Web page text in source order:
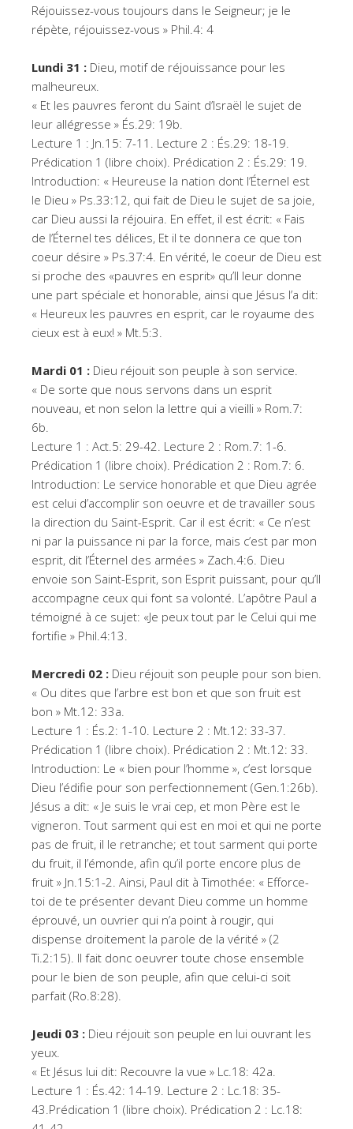
Réjouissez-vous toujours dans le Seigneur; je le
répète, réjouissez-vous » Phil.4: 4
Lundi 31 : Dieu, motif de réjouissance pour les
malheureux.
« Et les pauvres feront du Saint d’Israël le sujet de
leur allégresse » És.29: 19b.
Lecture 1 : Jn.15: 7-11. Lecture 2 : És.29: 18-19.
Prédication 1 (libre choix). Prédication 2 : És.29: 19.
Introduction: « Heureuse la nation dont l’Éternel est
le Dieu » Ps.33:12, qui fait de Dieu le sujet de sa joie,
car Dieu aussi la réjouira. En effet, il est écrit: « Fais
de l’Éternel tes délices, Et il te donnera ce que ton
coeur désire » Ps.37:4. En vérité, le coeur de Dieu est
si proche des «pauvres en esprit» qu’Il leur donne
une part spéciale et honorable, ainsi que Jésus l’a dit:
« Heureux les pauvres en esprit, car le royaume des
cieux est à eux! » Mt.5:3.
Mardi 01 : Dieu réjouit son peuple à son service.
« De sorte que nous servons dans un esprit
nouveau, et non selon la lettre qui a vieilli » Rom.7:
6b.
Lecture 1 : Act.5: 29-42. Lecture 2 : Rom.7: 1-6.
Prédication 1 (libre choix). Prédication 2 : Rom.7: 6.
Introduction: Le service honorable et que Dieu agrée
est celui d’accomplir son oeuvre et de travailler sous
la direction du Saint-Esprit. Car il est écrit: « Ce n’est
ni par la puissance ni par la force, mais c’est par mon
esprit, dit l’Éternel des armées » Zach.4:6. Dieu
envoie son Saint-Esprit, son Esprit puissant, pour qu’Il
accompagne ceux qui font sa volonté. L’apôtre Paul a
témoigné à ce sujet: «Je peux tout par le Celui qui me
fortifie » Phil.4:13.
Mercredi 02 : Dieu réjouit son peuple pour son bien.
« Ou dites que l’arbre est bon et que son fruit est
bon » Mt.12: 33a.
Lecture 1 : És.2: 1-10. Lecture 2 : Mt.12: 33-37.
Prédication 1 (libre choix). Prédication 2 : Mt.12: 33.
Introduction: Le « bien pour l’homme », c’est lorsque
Dieu l’édifie pour son perfectionnement (Gen.1:26b).
Jésus a dit: « Je suis le vrai cep, et mon Père est le
vigneron. Tout sarment qui est en moi et qui ne porte
pas de fruit, il le retranche; et tout sarment qui porte
du fruit, il l’émonde, afin qu’il porte encore plus de
fruit » Jn.15:1-2. Ainsi, Paul dit à Timothée: « Efforce-
toi de te présenter devant Dieu comme un homme
éprouvé, un ouvrier qui n’a point à rougir, qui
dispense droitement la parole de la vérité » (2
Ti.2:15). Il fait donc oeuvrer toute chose ensemble
pour le bien de son peuple, afin que celui-ci soit
parfait (Ro.8:28).
Jeudi 03 : Dieu réjouit son peuple en lui ouvrant les
yeux.
« Et Jésus lui dit: Recouvre la vue » Lc.18: 42a.
Lecture 1 : És.42: 14-19. Lecture 2 : Lc.18: 35-
43.Prédication 1 (libre choix). Prédication 2 : Lc.18: